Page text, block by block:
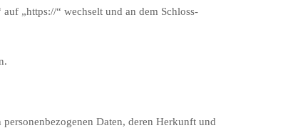
„https://“ wechselt und an dem Schloss-
Daten, deren Herkunft und